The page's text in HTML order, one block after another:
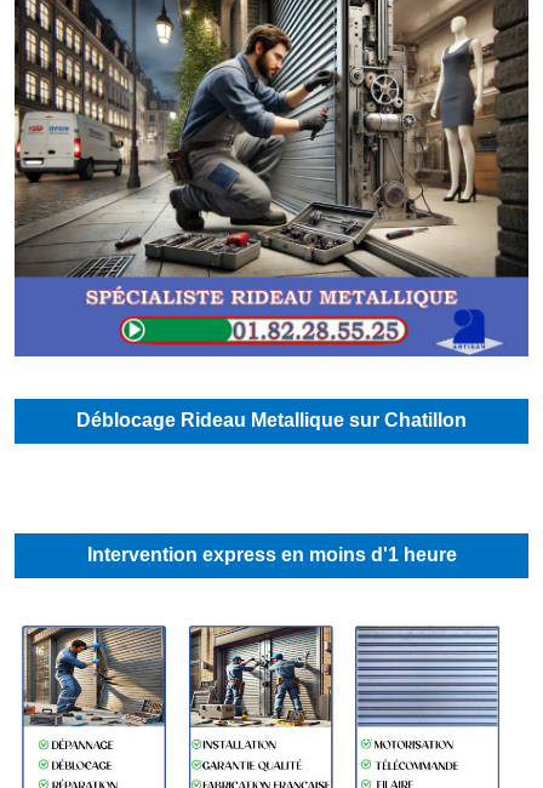
Déblocage Rideau Metallique sur Chatillon
Intervention express en moins d'1 heure